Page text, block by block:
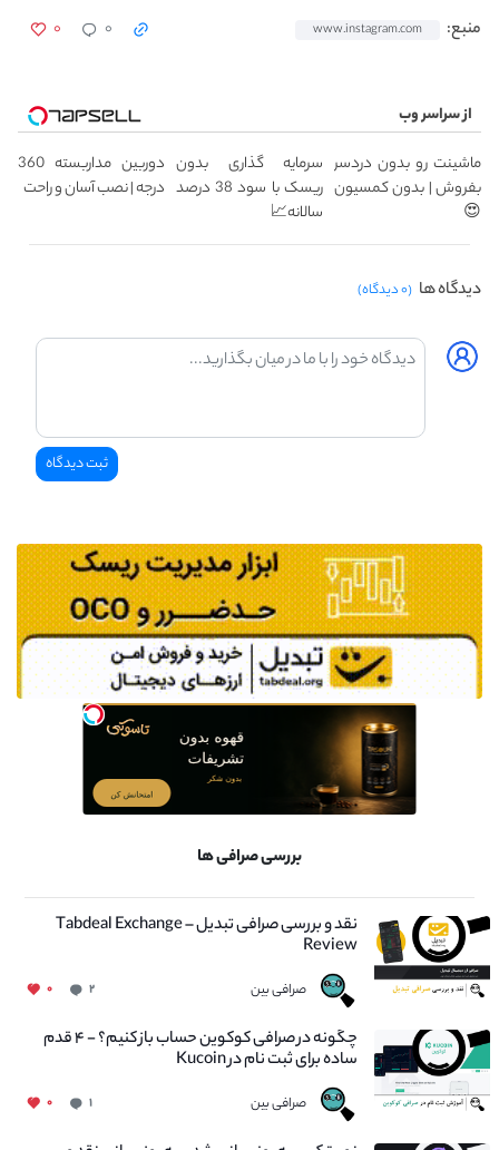
منبع: www.instagram.com ۰ ۰
از سراسر وب
ماشینت رو بدون دردسر
بفروش | بدون کمسیون
😍
سرمایه گذاری بدون
ریسک با سود 38 درصد
سالانه📈
دوربین مداربسته 360
درجه | نصب آسان و راحت
دیدگاه ها (۰ دیدگاه)
بررسی صرافی ها
نقد و بررسی صرافی تبدیل – Tabdeal Exchange
Review
صرافی بین ۲ ۰
چگونه در صرافی کوکوین حساب باز کنیم؟ - ۴ قدم
ساده برای ثبت نام در Kucoin
صرافی بین ۱ ۰